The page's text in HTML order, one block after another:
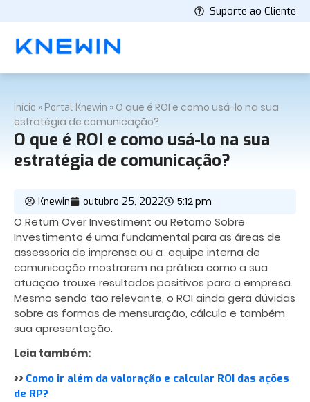
Suporte ao Cliente
Início » Portal Knewin » O que é ROI e como usá-lo na sua
estratégia de comunicação?
O que é ROI e como usá-lo na sua
estratégia de comunicação?
Knewin outubro 25, 2022 5:12 pm
O Return Over Investiment ou Retorno Sobre
Investimento é uma fundamental para as áreas de
assessoria de imprensa ou a equipe interna de
comunicação mostrarem na prática como a sua
atuação trouxe resultados positivos para a empresa.
Mesmo sendo tão relevante, o ROI ainda gera dúvidas
sobre as formas de mensuração, cálculo e também
sua apresentação.
Leia também:
>> Como ir além da valoração e calcular ROI das ações
de RP?